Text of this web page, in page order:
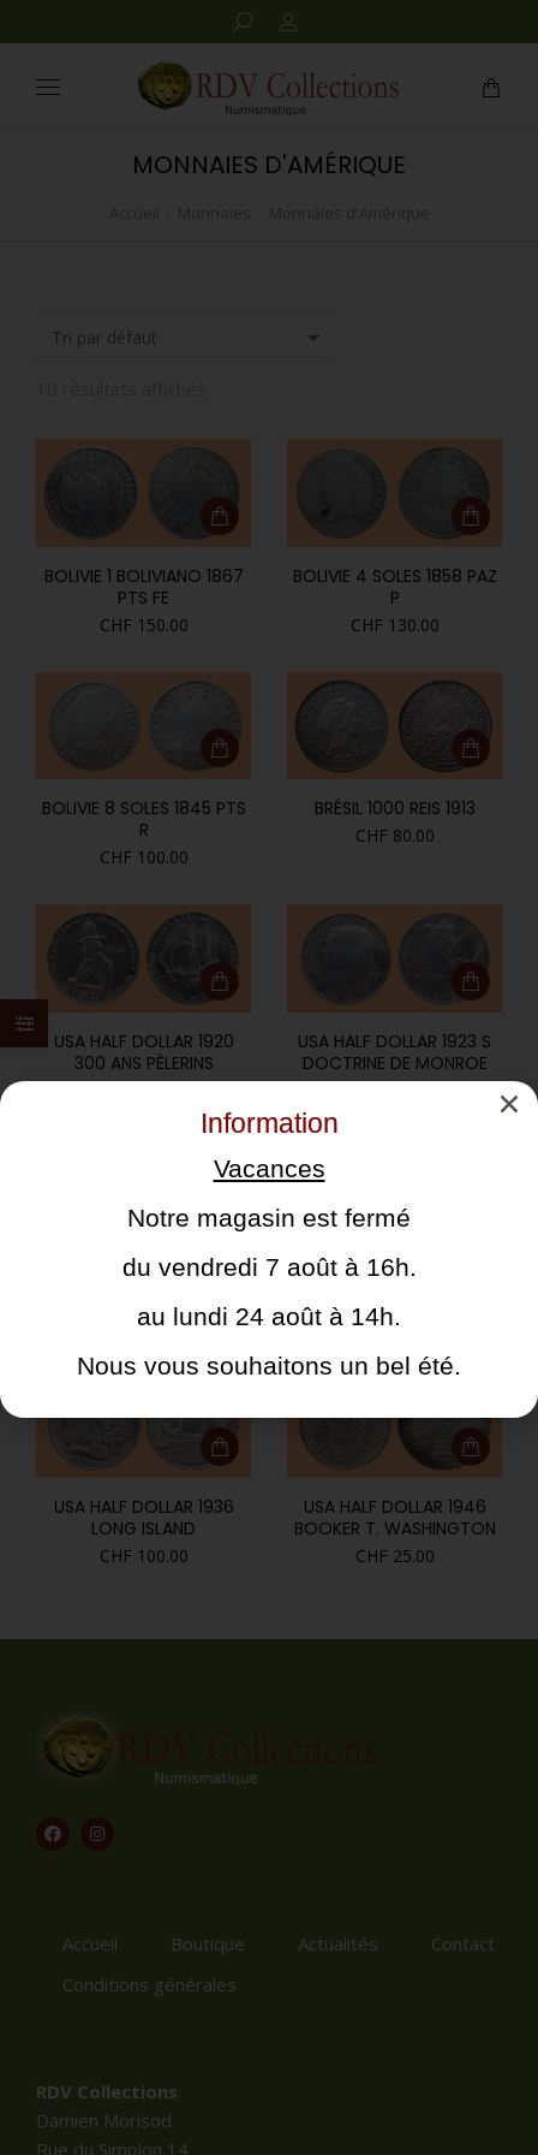
MONNAIES D'AMÉRIQUE
BOLIVIE 1 BOLIVIANO 1867
PTS FE
CHF 150.00
BOLIVIE 4 SOLES 1858 PAZ
P
CHF 130.00
BOLIVIE 8 SOLES 1845 PTS
R
CHF 100.00
BRÉSIL 1000 REIS 1913
CHF 80.00
USA HALF DOLLAR 1920
300 ANS PÈLERINS
USA HALF DOLLAR 1923 S
DOCTRINE DE MONROE
USA HALF DOLLAR 1925
70.00
USA HALF DOLLAR 1925
CHF45.00
USA HALF DOLLAR 1936
LONG ISLAND
CHF 100.00
USA HALF DOLLAR 1946
BOOKER T. WASHINGTON
CHF 25.00
Accueil Boutique Actualités
Contact
Conditions générales
RDV Collections
Damien Morisod
Rue du Simplon 14
Information
Vacances
Notre magasin est fermé
du vendredi 7 août à 16h.
au lundi 24 août à 14h.
Nous vous souhaitons un bel été.